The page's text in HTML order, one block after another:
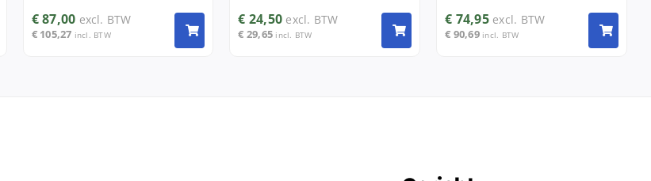
€87,00 excl. BTW
€105,27 incl. BTW
€ 24,50 excl. BTW
€ 29,65 incl. BTW
€ 74,95 excl. BTW
€ 90,69 incl. BTW